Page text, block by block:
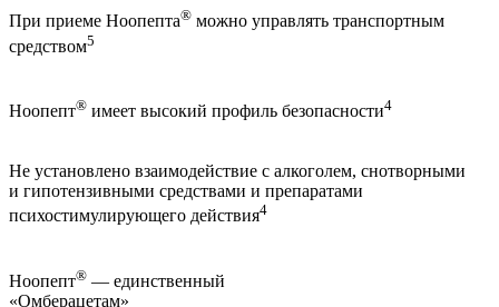
При приеме Ноопепта® можно управлять транспортным
средством5
Ноопепт® имеет высокий профиль безопасности4
Не установлено взаимодействие с алкоголем, снотворными
и гипотензивными средствами и препаратами
психостимулирующего действия4
Ноопепт® — единственный
«Омберацетам»